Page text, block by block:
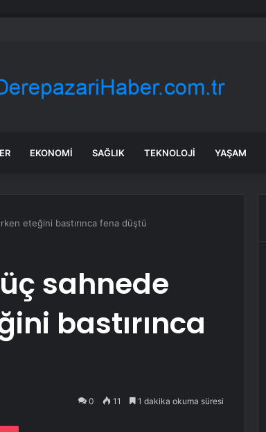
haziran ve temmuzda enflasyona %0,5 ekledi
EKONOMI SAĞLIK TEKNOLOJI YAŞAM
eteğini bastırınca fena düştü
sahnede
bastırınca
0 11 1 dakika okuma süresi
Pocket